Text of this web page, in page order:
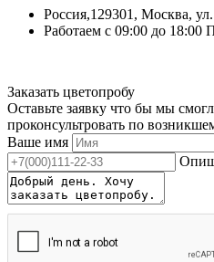
Россия,129301, Москва,
Работаем с 09:00 до 18:00
Заказать цветопробу
Оставьте заявку что бы мы
проконсультровать по
Ваше имя